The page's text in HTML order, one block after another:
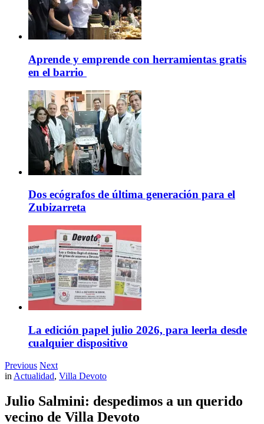
Aprende y emprende con herramientas gratis
en el barrio
Dos ecógrafos de última generación para el
Zubizarreta
La edición papel julio 2026, para leerla desde
cualquier dispositivo
Previous Next
inActualidad, Villa Devoto
Julio Salmini: despedimos a un querido
vecino de Villa Devoto